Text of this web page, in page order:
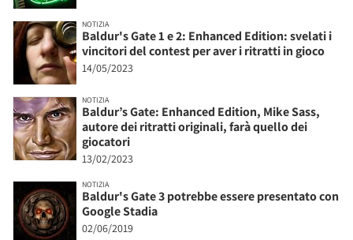
NOTIZIA
Baldur's Gate 1 e 2: Enhanced Edition: svelati i
vincitori del contest per aver i ritratti in gioco
14/05/2023
NOTIZIA
Baldur’s Gate: Enhanced Edition, Mike Sass,
autore dei ritratti originali, farà quello dei
giocatori
13/02/2023
NOTIZIA
Baldur's Gate 3 potrebbe essere presentato con
Google Stadia
02/06/2019